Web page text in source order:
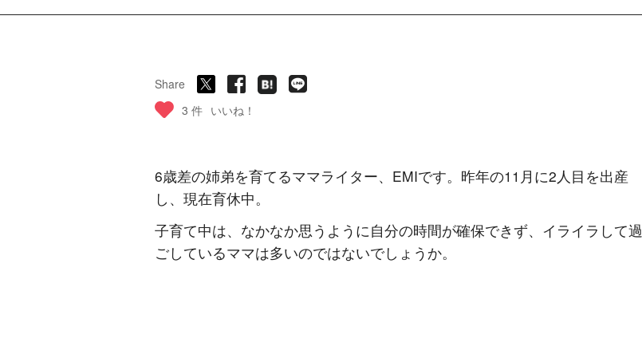
Share
3 件 いいね！
6歳差の姉弟を育てるママライター、EMIです。昨年の11月に2人目を出産
し、現在育休中。
子育て中は、なかなか思うように自分の時間が確保できず、イライラして過
ごしているママは多いのではないでしょうか。